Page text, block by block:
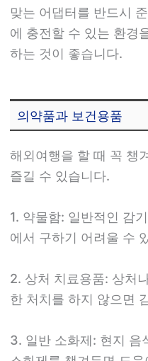
맞는 어댑터를 반드시
에 충전할 수 있는 환경
하는 것이 좋습니다.
의약품과 보건용품
해외여행을 할 때 꼭 챙
즐길 수 있습니다.
1. 약물함: 일반적인 감
에서 구하기 어려울 수
2. 상처 치료용품: 상처
한 처치를 하지 않으면
3. 일반 소화제: 현지 음